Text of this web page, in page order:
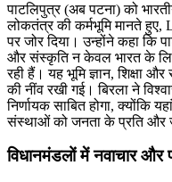
पाटलिपुत्र (अब पटना) को
लोकतंत्र की कर्मभूमि मानते हुए,
पर जोर दिया। उन्होंने कहा कि
और संस्कृति न केवल भारत के
रही हैं। यह भूमि ज्ञान, शिक्षा
की नींव रखी गई। बिरला ने
निर्णायक साबित होगा, क्योंकि
संस्थाओं को जनता के प्रति और
विधानमंडलों में नवाचार और